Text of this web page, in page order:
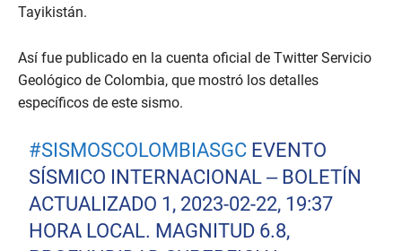
Tayikistán.
Así fue publicado en la cuenta oficial de Twitter Servicio
Geológico de Colombia, que mostró los detalles
específicos de este sismo.
#SISMOSCOLOMBIASGC EVENTO
SÍSMICO INTERNACIONAL – BOLETÍN
ACTUALIZADO 1, 2023-02-22, 19:37
HORA LOCAL. MAGNITUD 6.8,